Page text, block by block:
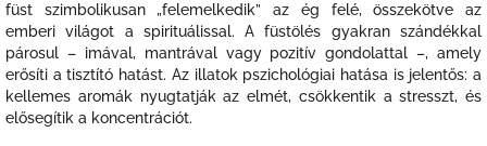
füst szimbolikusan „felemelkedik” az ég felé, összekötve az
emberi világot a spirituálissal. A füstölés gyakran szándékkal
párosul – imával, mantrával vagy pozitív gondolattal –, amely
erősíti a tisztító hatást. Az illatok pszichológiai hatása is jelentős: a
kellemes aromák nyugtatják az elmét, csökkentik a stresszt, és
elősegítik a koncentrációt.